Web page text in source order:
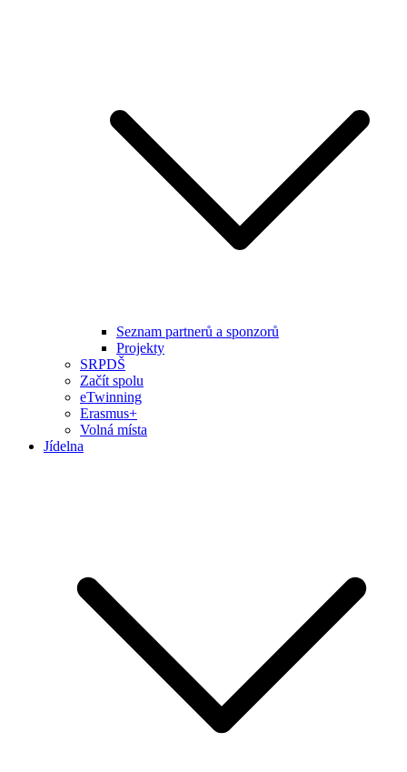
Seznam partnerů a sponzorů
Projekty
SRPDŠ
Začít spolu
eTwinning
Erasmus+
Volná místa
Jídelna